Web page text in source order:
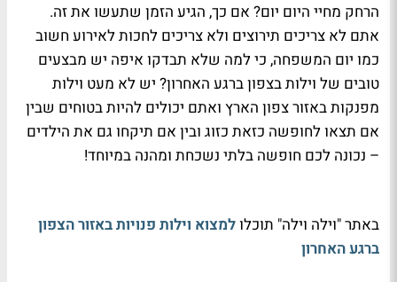
הרחק מחיי היום יום? אם כך, הגיע הזמן שתעשו את זה.
אתם לא צריכים תירוצים ולא צריכים לחכות לאירוע חשוב
כמו יום המשפחה, כי למה שלא תבדקו איפה יש מבצעים
טובים של וילות בצפון ברגע האחרון? יש לא מעט וילות
מפנקות באזור צפון הארץ ואתם יכולים להיות בטוחים שבין
אם תצאו לחופשה כזאת כזוג ובין אם תיקחו גם את הילדים
– נכונה לכם חופשה בלתי נשכחת ומהנה במיוחד!
באתר "וילה וילה" תוכלולמצוא וילות פנויות באזור הצפון
ברגע האחרון